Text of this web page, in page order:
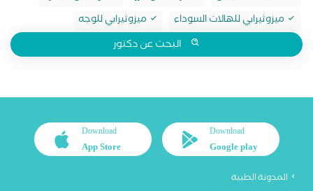
ميزوثيرابي للهالات السوداء
ميزوثيرابي للوجه
البحث عن دكتور
Download
Google play
Download
App Store
المدونة الطبية